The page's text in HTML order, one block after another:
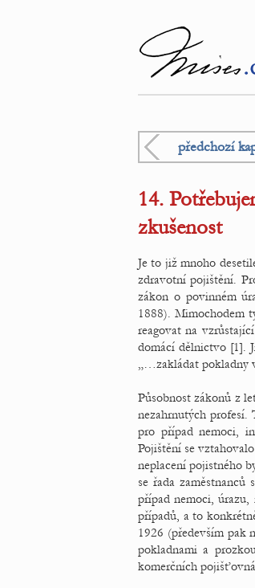
předchozí
14.
zkušenost
Je to již mnoho
zdravotní pojištění.
zákon o povinném
1888). Mimochodem
reagovat na
domácí dělnictvo [1].
„…zakládat pokladny
Působnost zákonů z
nezahrnutých
pro případ nemoci,
Pojištění se
neplacení pojistného
se řada
případ nemoci, úrazu,
případů, a to
1926 (především pak
pokladnami a
komerčních